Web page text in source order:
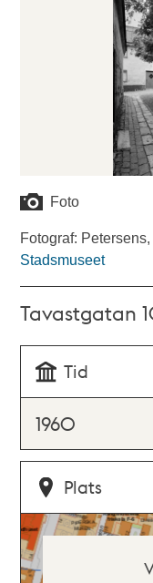
Foto
Fotograf:
Stadsmuseet
Tavastgatan
Tid
1960
Plats